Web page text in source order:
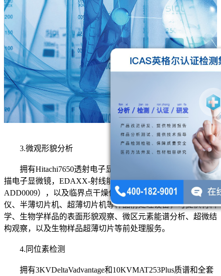
3.微观形貌分析
拥有Hitachi7650透射电子显微镜，HitachiS4800场发射扫
描电子显微镜，EDAXX-射线能谱仪（Horiba51-
ADD0009），以及临界点干燥仪、镀膜仪、自动组织处理
仪、半薄切片机、超薄切片机等样品前处理设备，可提供材料
学、生物学样品的表面形貌观察、微区元素能谱分析、超微结
构观察，以及生物样品超薄切片等前处理服务。
4.同位素检测
拥有3KVDeltaVadvantage和10KVMAT253Plus质谱和全套